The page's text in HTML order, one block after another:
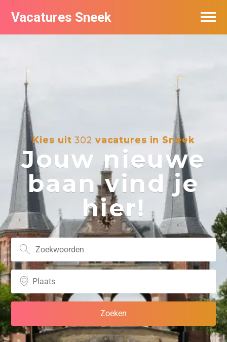
Vacatures Sneek
Kies uit302 vacatures in Sneek
Jouw nieuwe
baan vind je
hier!
Vacatures per bedrijf